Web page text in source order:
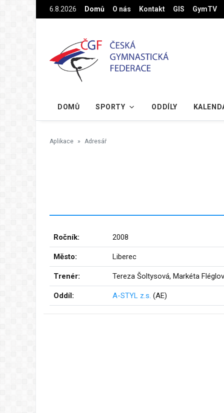
Na hlavní obsah6.8.2026 Domů O nás Kontakt GIS GymTV
DOMŮ SPORTY ODDÍLY
Aplikace Adresář
Ročník: 2008
Město: Liberec
Trenér: Tereza Šoltysová, Markéta
Oddíl: A-STYL z.s. (AE)